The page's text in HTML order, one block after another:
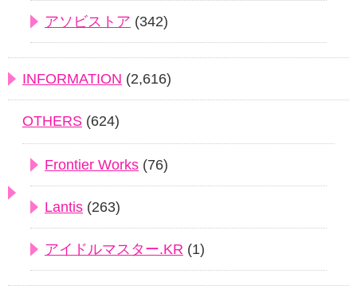
アソビストア (342)
INFORMATION (2,616)
OTHERS (624)
Frontier Works (76)
Lantis (263)
アイドルマスター.KR (1)